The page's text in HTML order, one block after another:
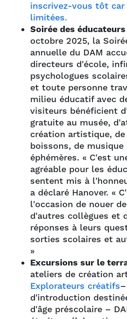
inscrivez-vous tôt
limitées.
Soirée des
octobre 2025, la
annuelle du DAM
directeurs d'école,
psychologues
et toute personne
milieu éducatif avec
visiteurs bénéficient
gratuite au musée,
création artistique,
boissons, de
éphémères. « C'est
agréable pour les
sentent mis à
a déclaré Hanover. «
l'occasion de nouer
d'autres collègues et
réponses à leurs
sorties scolaires et
»
Excursions sur le
ateliers de création
Explorateurs créatifs
d'introduction
d'âge préscolaire –